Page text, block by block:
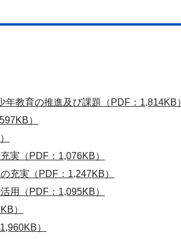
年教育の推進及び課題（PDF：1,814KB
）
実（PDF：1,076KB）
充実（PDF：1,247KB）
用（PDF：1,095KB）
）
）